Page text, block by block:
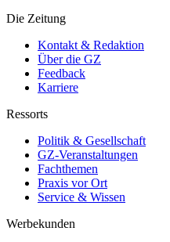
Die Zeitung
Kontakt & Redaktion
Über die GZ
Feedback
Karriere
Ressorts
Politik & Gesellschaft
GZ-Veranstaltungen
Fachthemen
Praxis vor Ort
Service & Wissen
Werbekunden